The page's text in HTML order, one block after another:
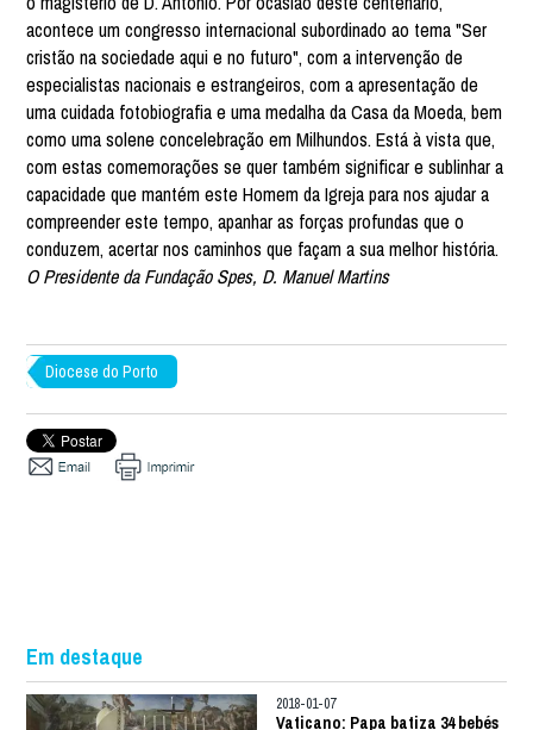
acontece um congresso internacional subordinado ao tema "Ser
cristão na sociedade aqui e no futuro", com a intervenção de
especialistas nacionais e estrangeiros, com a apresentação de
uma cuidada fotobiografia e uma medalha da Casa da Moeda, bem
como uma solene concelebração em Milhundos. Está à vista que,
com estas comemorações se quer também significar e sublinhar a
capacidade que mantém este Homem da Igreja para nos ajudar a
compreender este tempo, apanhar as forças profundas que o
conduzem, acertar nos caminhos que façam a sua melhor história.
O Presidente da Fundação Spes, D. Manuel Martins
Diocese do Porto
Em destaque
2018-01-07
Vaticano: Papa batiza 34 bebés